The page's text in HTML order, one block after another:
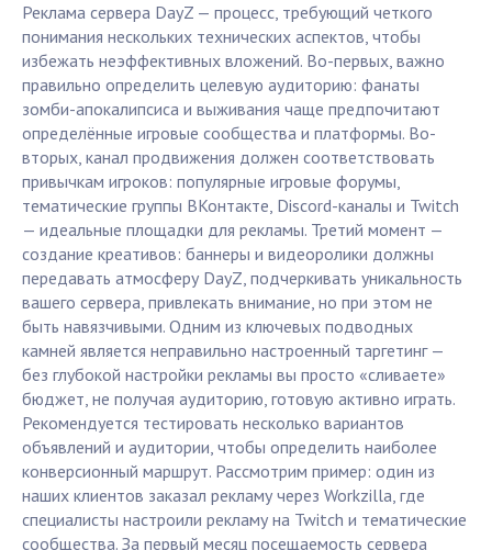
Реклама сервера DayZ — процесс, требующий четкого
понимания нескольких технических аспектов, чтобы
избежать неэффективных вложений. Во-первых, важно
правильно определить целевую аудиторию: фанаты
зомби-апокалипсиса и выживания чаще предпочитают
определённые игровые сообщества и платформы. Во-
вторых, канал продвижения должен соответствовать
привычкам игроков: популярные игровые форумы,
тематические группы ВКонтакте, Discord-каналы и Twitch
— идеальные площадки для рекламы. Третий момент —
создание креативов: баннеры и видеоролики должны
передавать атмосферу DayZ, подчеркивать уникальность
вашего сервера, привлекать внимание, но при этом не
быть навязчивыми. Одним из ключевых подводных
камней является неправильно настроенный таргетинг —
без глубокой настройки рекламы вы просто «сливаете»
бюджет, не получая аудиторию, готовую активно играть.
Рекомендуется тестировать несколько вариантов
объявлений и аудитории, чтобы определить наиболее
конверсионный маршрут. Рассмотрим пример: один из
наших клиентов заказал рекламу через Workzilla, где
специалисты настроили рекламу на Twitch и тематические
сообщества. За первый месяц посещаемость сервера